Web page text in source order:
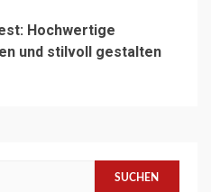
Hochwertige
und stilvoll gestalten